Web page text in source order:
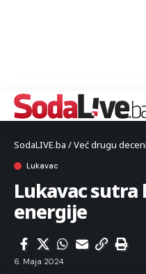
SodaLIVE.ba / Već drugu
Lukavac
Lukavac
energije
6. Maja 2024.